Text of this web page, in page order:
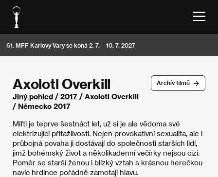
61. MFF Karlovy Vary se koná 2. 7. – 10. 7. 2027
Archív filmů
Axolotl Overkill
Jiný pohled / 2017 / Axolotl Overkill
/ Německo 2017
Mifti je teprve šestnáct let, už si je ale vědoma své
elektrizující přitažlivosti. Nejen provokativní sexualita, ale i
průbojná povaha ji dostávají do společnosti starších lidí,
jimž bohémský život a několikadenní večírky nejsou cizí.
Poměr se starší ženou i blízký vztah s krásnou herečkou
navíc hrdince pořádně zamotají hlavu.